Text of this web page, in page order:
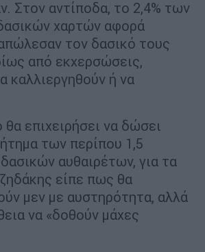
Στον αντίποδα, το 2,4% των
χαρτών αφορά
τον δασικό τους
από εκχερσώσεις,
καλλιεργηθούν ή να
επιχειρήσει να δώσει
των περίπου 1,5
αυθαιρέτων, για τα
είπε πως θα
μεν με αυστηρότητα, αλλά
να «δοθούν μάχες